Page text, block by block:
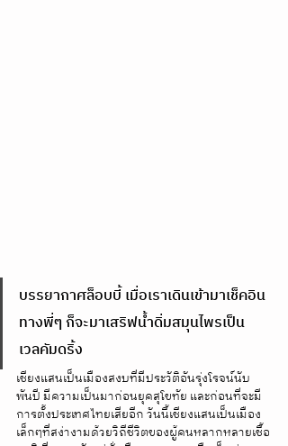
บรรยากาศล็อบบี้ เมื่อเราเดินเข้ามาเช็คอิน
ทางพี่ๆ ก็จะมาเสริฟน้ำดิ่มสมุนไพรเป็น
เวลคัมดริ้ง
เชียงแสนเป็นเมืองสงบที่มีประวัติอันรุ่งโรจน์นับ
พันปี มีความเป็นมาก่อนยุคสุโขทัย และก่อนที่จะมี
การตั้งประเทศไทยเสียอีก วันนี้เชียงแสนเป็นเมือง
เล็กๆที่สง่างามด้วยวิถีชีวิตของผู้คนหลากหลายเชื้อ